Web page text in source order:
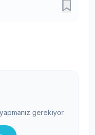
gerekiyor.